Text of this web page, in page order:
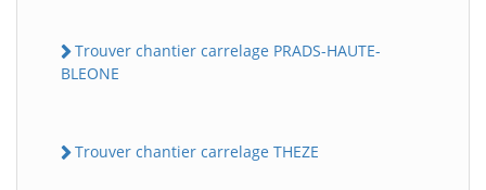
Trouver chantier carrelage PRADS-HAUTE-
BLEONE
Trouver chantier carrelage THEZE